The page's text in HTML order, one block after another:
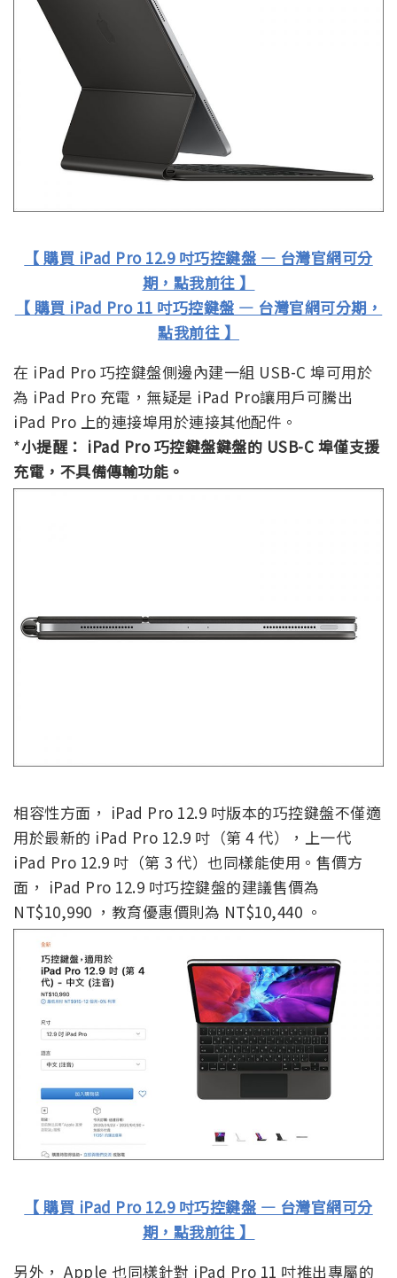
【 購買 iPad Pro 12.9 吋巧控鍵盤 — 台灣官網可分
期，點我前往 】
【 購買 iPad Pro 11 吋巧控鍵盤 — 台灣官網可分期，
點我前往 】
在 iPad Pro 巧控鍵盤側邊內建一組 USB-C 埠可用於
為 iPad Pro 充電，無疑是 iPad Pro讓用戶可騰出
iPad Pro 上的連接埠用於連接其他配件。
*小提醒： iPad Pro 巧控鍵盤鍵盤的 USB-C 埠僅支援
充電，不具備傳輸功能。
相容性方面， iPad Pro 12.9 吋版本的巧控鍵盤不僅適
用於最新的 iPad Pro 12.9 吋（第 4 代），上一代
iPad Pro 12.9 吋（第 3 代）也同樣能使用。售價方
面， iPad Pro 12.9 吋巧控鍵盤的建議售價為
NT$10,990 ，教育優惠價則為 NT$10,440 。
【 購買 iPad Pro 12.9 吋巧控鍵盤 — 台灣官網可分
期，點我前往 】
另外， Apple 也同樣針對 iPad Pro 11 吋推出專屬的